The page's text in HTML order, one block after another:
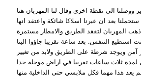
ووصلنا الى نقطة اخرى وقال لنا المهربان هنا
بعد ان عبرنا اسلاكا شائكة واعتقد انها
المهربان لتفقد الطريق والامطار مستمرة
استطيع التنفس. بعد ساعة تقريبا جاؤوا الينا
آمن ويوجد شرطة على الطريق ولابد من تغيير
ثلاث ساعات تقريبا في اراض موحلة جدا
يعد هذا مهما فكل ملابسي حتى الداخلية منها